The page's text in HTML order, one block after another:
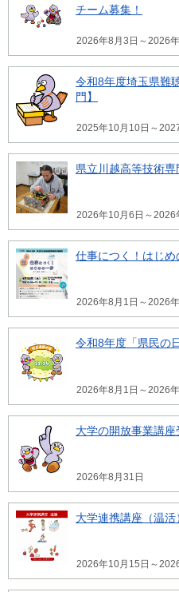
チーム募集！
2026年8月3日～2026
令和8年度埼玉県難
門】
2025年10月10日～
県立川越高等技術
2026年10月6日～2026
仕事につく！はじ
2026年8月1日～2026
令和8年度「県民の
2026年8月1日～2026
大学の開放事業講
2026年8月31日
大学連携講座（温活
2026年10月15日～